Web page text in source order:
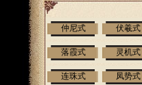
仲尼式 伏羲式
落霞式 灵机式
连珠式 凤势式